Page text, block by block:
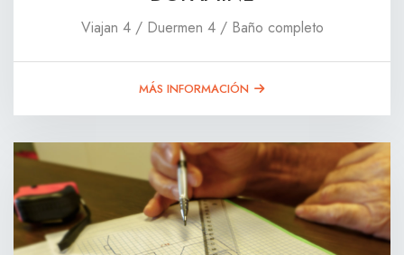
Viajan 4 / Duermen 4 / Baño completo
MÁS INFORMACIÓN